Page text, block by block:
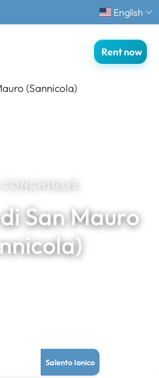
English
Rent now
CONCHIGLIE
San Mauro
Salento Ionico